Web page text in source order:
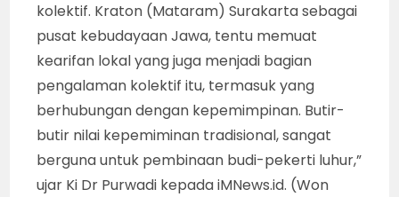
kolektif. Kraton (Mataram) Surakarta sebagai
pusat kebudayaan Jawa, tentu memuat
kearifan lokal yang juga menjadi bagian
pengalaman kolektif itu, termasuk yang
berhubungan dengan kepemimpinan. Butir-
butir nilai kepemiminan tradisional, sangat
berguna untuk pembinaan budi-pekerti luhur,”
ujar Ki Dr Purwadi kepada iMNews.id. (Won